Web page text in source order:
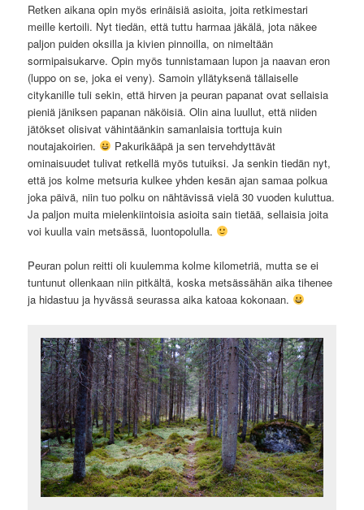
Retken aikana opin myös erinäisiä asioita, joita retkimestari
meille kertoili. Nyt tiedän, että tuttu harmaa jäkälä, jota näkee
paljon puiden oksilla ja kivien pinnoilla, on nimeltään
sormipaisukarve. Opin myös tunnistamaan lupon ja naavan eron
(luppo on se, joka ei veny). Samoin yllätyksenä tällaiselle
citykanille tuli sekin, että hirven ja peuran papanat ovat sellaisia
pieniä jäniksen papanan näköisiä. Olin aina luullut, että niiden
jätökset olisivat vähintäänkin samanlaisia torttuja kuin
noutajakoirien.
Pakurikääpä ja sen tervehdyttävät
ominaisuudet tulivat retkellä myös tutuiksi. Ja senkin tiedän nyt,
että jos kolme metsuria kulkee yhden kesän ajan samaa polkua
joka päivä, niin tuo polku on nähtävissä vielä 30 vuoden kuluttua.
Ja paljon muita mielenkiintoisia asioita sain tietää, sellaisia joita
voi kuulla vain metsässä, luontopolulla.
Peuran polun reitti oli kuulemma kolme kilometriä, mutta se ei
tuntunut ollenkaan niin pitkältä, koska metsässähän aika tihenee
ja hidastuu ja hyvässä seurassa aika katoaa kokonaan.